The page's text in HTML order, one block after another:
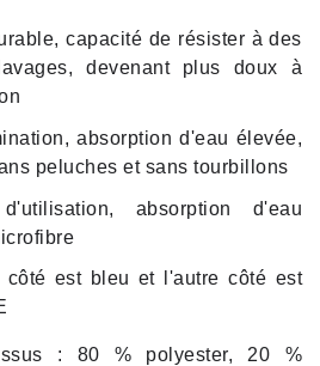
capacité de résister à des
devenant plus doux à
absorption d'eau élevée,
peluches et sans tourbillons
absorption d'eau
côté est bleu et l'autre côté est
: 80 % polyester, 20 %